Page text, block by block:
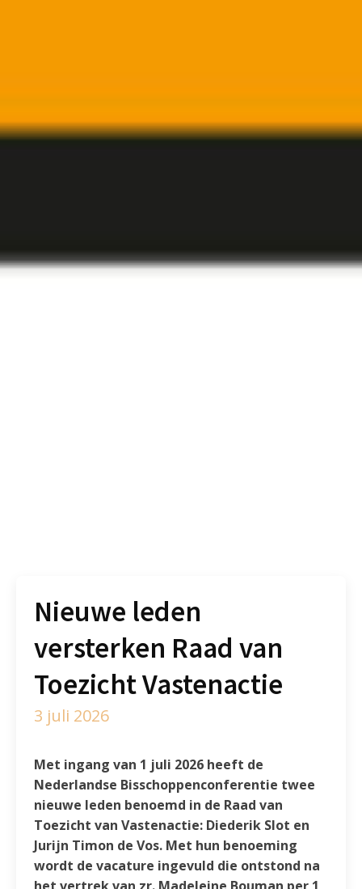
Nieuwe leden
versterken Raad van
Toezicht Vastenactie
3 juli 2026
Met ingang van 1 juli 2026 heeft de
Nederlandse Bisschoppenconferentie twee
nieuwe leden benoemd in de Raad van
Toezicht van Vastenactie: Diederik Slot en
Jurijn Timon de Vos. Met hun benoeming
wordt de vacature ingevuld die ontstond na